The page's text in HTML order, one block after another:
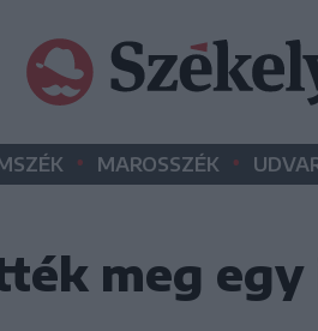
• MAROSSZÉK •
meg